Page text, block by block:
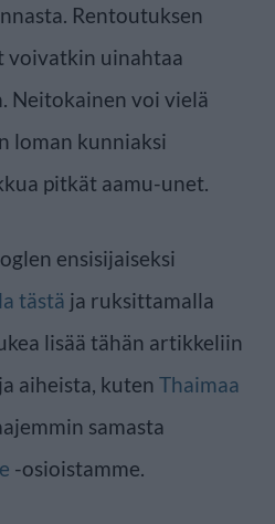
Rentoutuksen
voivatkin uinahtaa
Neitokainen voi vielä
loman kunniaksi
pitkät aamu-unet.
ensisijaiseksi
tästä ja ruksittamalla
lisää tähän artikkeliin
aiheista, kuten Thaimaa
samasta
-osioistamme.